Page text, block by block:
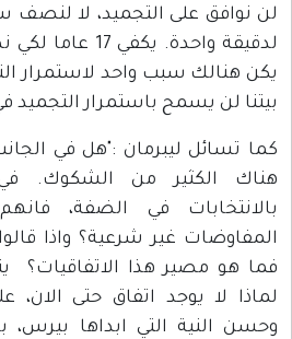
لن نوافق على التجميد، لا لنصف
لدقيقة واحدة.
يكن هنالك سبب واحد لاستمرار
بيتنا لن يسمح باستمرار التجميد
كما تسائل ليبرمان :"هل في
هناك الكثير من الشكوك.
بالانتخابات في الضفة،
المفاوضات غير شرعية؟ واذا
فما هو مصير هذا الاتفاقيات؟
لماذا لا يوجد اتفاق حتى الان،
وحسن النية التي ابداها بيرس،